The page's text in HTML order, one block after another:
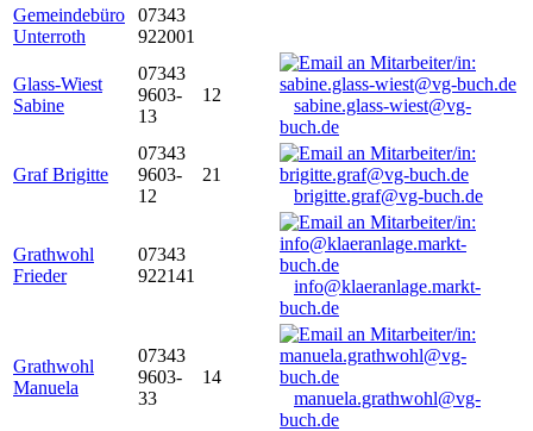
Gemeindebüro
Unterroth
07343
922001
Glass-Wiest
Sabine
07343
9603-
13
12
sabine.glass-wiest@vg-
buch.de
Graf Brigitte
07343
9603-
12
21
brigitte.graf@vg-buch.de
Grathwohl
Frieder
07343
922141
info@klaeranlage.markt-
buch.de
Grathwohl
Manuela
07343
9603-
33
14
manuela.grathwohl@vg-
buch.de